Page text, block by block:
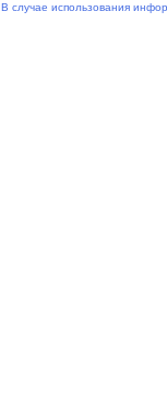
В случае использования